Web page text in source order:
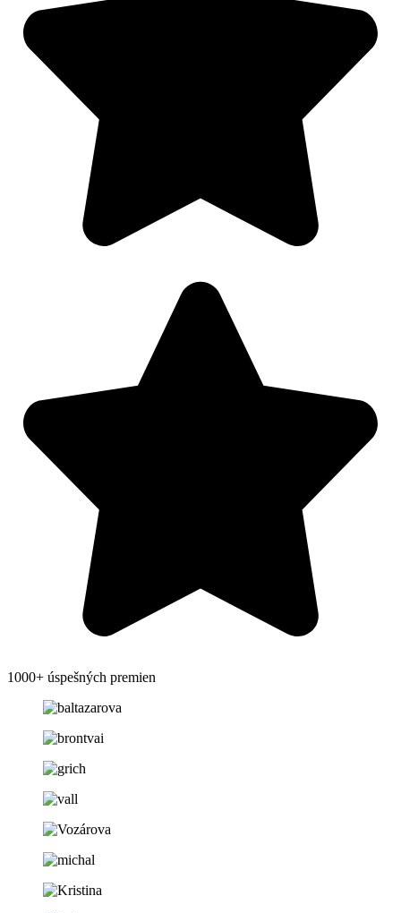
1000+ úspešných premien